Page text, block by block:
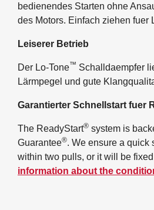
bedienendes Starten ohne
des Motors. Einfach ziehen fuer
Leiserer Betrieb
Der Lo-Tone™ Schalldaempfer
Lärmpegel und gute
Garantierter Schnellstart fuer
The ReadyStart® system is
Guarantee®. We ensure a quick
within two pulls, or it will be fixed
information about the